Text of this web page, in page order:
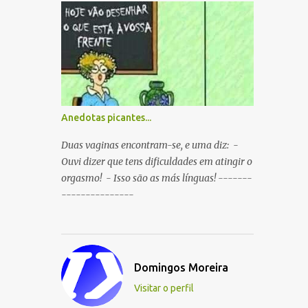
boca ao mesmo tempo. P: O que é que
resulta do cruzamento entre um
Sportinguista e um porco? R: Presunto
rançoso. P: Porque é que o Sporting vai
passar a ser patrocinado pela BP R: Porque a
BP dá...
Anedotas picantes...
Duas vaginas encontram-se, e uma diz: -
Ouvi dizer que tens dificuldades em atingir o
orgasmo! - Isso são as más línguas! -------
---------------
Domingos Moreira
Visitar o perfil